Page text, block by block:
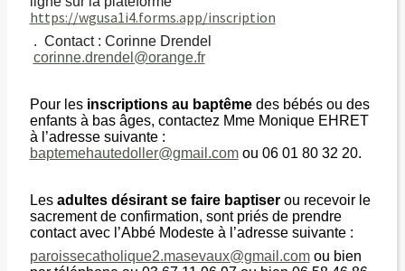
https://wgusa1i4.forms.app/inscription
. Contact : Corinne Drendel
corinne.drendel@orange.fr
Pour les inscriptions au baptêmedes bébés ou des
enfants à bas âges, contactez Mme Monique EHRET
à l’adresse suivante :
baptemehautedoller@gmail.comou 06 01 80 32 20.
Les adultes désirant se faire baptiserou recevoir le
sacrement de confirmation, sont priés de prendre
contact avec l’Abbé Modeste à l’adresse suivante :
paroissecatholique2.masevaux@gmail.comou bien